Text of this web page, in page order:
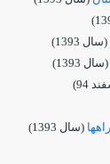
(سال 1393)
(سال 1393)
94)
(سال 1393)